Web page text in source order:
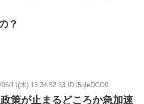
？
06/11(木) 13:34:52.63 ID:l5qIeDCO0
策が止まるどころか急加速